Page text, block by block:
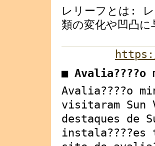
レリーフとは: レ
類の変化や凹凸
■ Avalia????o
Avalia????o
visitaram
destaques de
instala????es